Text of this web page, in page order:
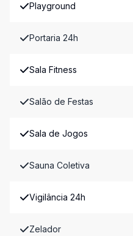
Playground
Portaria 24h
Sala Fitness
Salão de Festas
Sala de Jogos
Sauna Coletiva
Vigilância 24h
Zelador